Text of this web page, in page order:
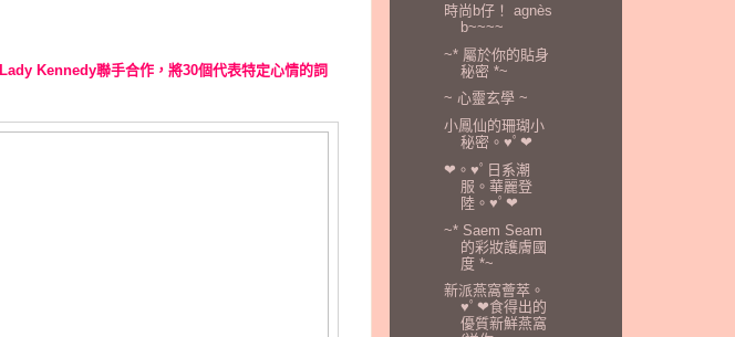
Lady Kennedy聯手合作，將30個代表特定心情的詞
時尚b仔！ agnès
b~~~~
~* 屬於你的貼身
秘密 *~
~ 心靈玄學 ~
小鳳仙的珊瑚小
秘密。♥ﾟ❤
❤。♥ﾟ日系潮
服。華麗登
陸。♥ﾟ❤
~* Saem Seam
的彩妝護膚國
度 *~
新派燕窩薈萃。
♥ﾟ❤食得出的
優質新鮮燕窩